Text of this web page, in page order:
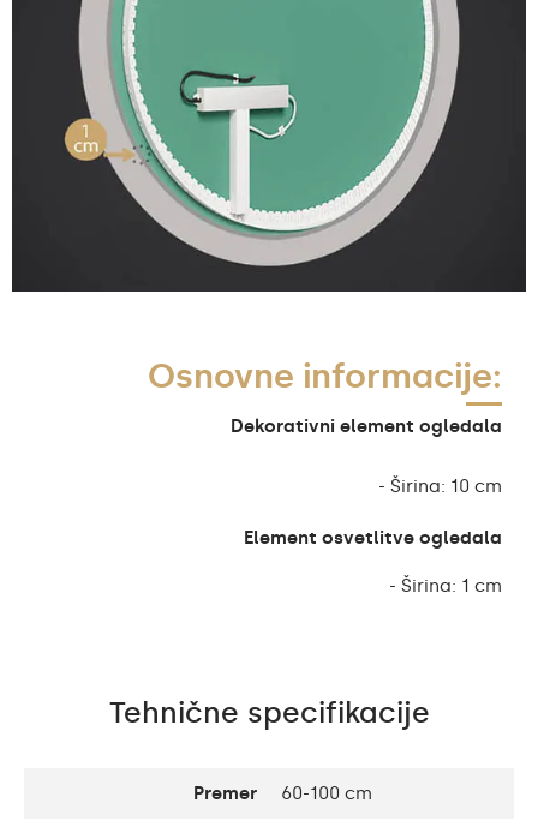
Osnovne informacije:
Dekorativni element ogledala
- Širina: 10 cm
Element osvetlitve ogledala
- Širina: 1 cm
Tehnične specifikacije
Premer 60-100 cm